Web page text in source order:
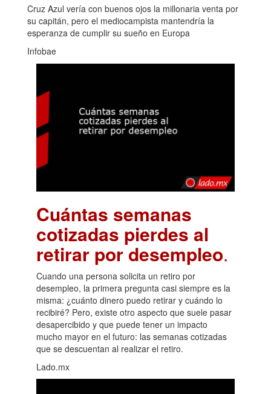
Cruz Azul vería con buenos ojos la millonaria venta por
su capitán, pero el mediocampista mantendría la
esperanza de cumplir su sueño en Europa
Infobae
Cuántas semanas
cotizadas pierdes al
retirar por desempleo.
Cuando una persona solicita un retiro por
desempleo, la primera pregunta casi siempre es la
misma: ¿cuánto dinero puedo retirar y cuándo lo
recibiré? Pero, existe otro aspecto que suele pasar
desapercibido y que puede tener un impacto
mucho mayor en el futuro: las semanas cotizadas
que se descuentan al realizar el retiro.
Lado.mx